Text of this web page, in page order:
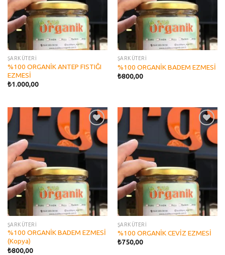
ŞARKÜTERİ
%100 ORGANİK ANTEP FISTIĞI
EZMESİ
₺1.000,00
ŞARKÜTERİ
%100 ORGANİK BADEM EZMESİ
₺800,00
Add to
wishlist
ŞARKÜTERİ
%100 ORGANİK BADEM EZMESİ
(Kopya)
₺800,00
Add to
wishlist
ŞARKÜTERİ
%100 ORGANİK CEVİZ EZMESİ
₺750,00